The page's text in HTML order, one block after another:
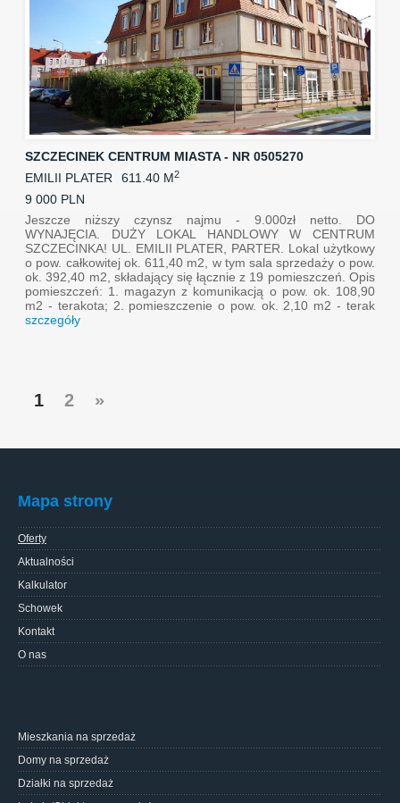
SZCZECINEK CENTRUM MIASTA - NR 0505270
EMILII PLATER
611.40 M2
9 000 PLN
Jeszcze niższy czynsz najmu - 9.000zł netto. DO
WYNAJĘCIA. DUŻY LOKAL HANDLOWY W CENTRUM
SZCZECINKA! UL. EMILII PLATER, PARTER. Lokal użytkowy
o pow. całkowitej ok. 611,40 m2, w tym sala sprzedaży o pow.
ok. 392,40 m2, składający się łącznie z 19 pomieszczeń. Opis
pomieszczeń: 1. magazyn z komunikacją o pow. ok. 108,90
m2 - terakota; 2. pomieszczenie o pow. ok. 2,10 m2 - terak
szczegóły
1 2 »
Mapa strony
Oferty
Aktualności
Kalkulator
Schowek
Kontakt
O nas
Mieszkania na sprzedaż
Domy na sprzedaż
Działki na sprzedaż